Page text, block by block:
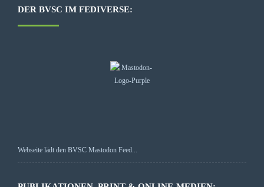
DER BVSC IM FEDIVERSE:
Webseite lädt den BVSC Mastodon Feed...